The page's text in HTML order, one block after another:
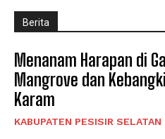
Berita
Menanam Harapan di
Mangrove dan
Karam
KABUPATEN PESISIR SELATAN